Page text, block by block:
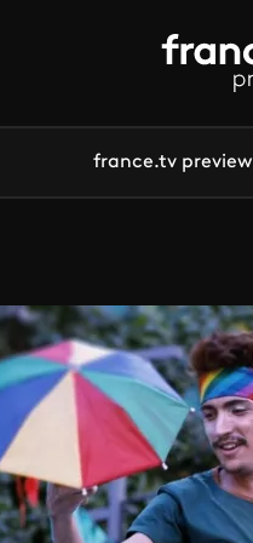
france.tv preview